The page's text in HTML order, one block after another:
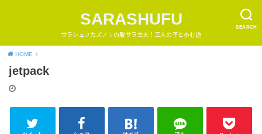
SEARCH
SARASHUFU
サラシュフカズノリの脱サラ主夫！三人の子と歩む道
HOME
jetpack